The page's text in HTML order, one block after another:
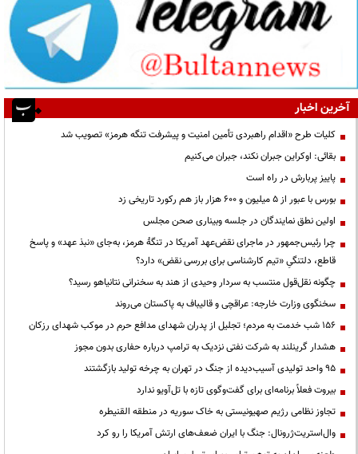
آخرین اخبار
کلیات طرح «اقدام راهبردی تأمین امنیت و پیشرفت تنگه هرمز» تصویب شد
بقائی: اوکراین جبران نکند، جبران می‌کنیم
پاییز پربارش در راه است
بورس با عبور از ۵ میلیون و ۶۰۰ هزار باز هم رکورد تاریخی زد
اولین نطق نمایندگان در جلسه وبیناری صحن مجلس
چرا رئیس‌جمهور در ماجرای نقض‌عهد آمریکا در تنگهٔ هرمز، به‌جای «نبذ عهد» و پاسخ
قاطع، دلتنگیِ «تیم کارشناسی برای بررسی نقض» دارد؟
چگونه نقل‌قول منتسب به سردار وحیدی از هند به سخنرانی نتانیاهو رسید؟
سخنگوی وزارت خارجه: عراقچی و قالیباف به پاکستان می‌روند
۱۵۶ شب خدمت به مردم؛ تجلیل از پدران شهدای مدافع حرم در موکب شهدای رزکان
هشدار گرینلند به شرکت نفتی نزدیک به ترامپ درباره حفاری بدون مجوز
95 واحد تولیدی آسیب‌دیده از جنگ در تهران به چرخه تولید بازگشتند
بیروت فعلاً برنامه‌ای برای گفت‌وگوی تازه با تل‌آویو ندارد
تجاوز نظامی رژیم صهیونیستی به خاک سوریه در منطقه القنیطره
وال‌استریت‌ژرونال: جنگ با ایران ضعف‌های ارتش آمریکا را رو کرد